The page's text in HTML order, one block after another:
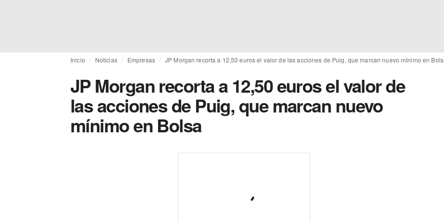
Inicio Noticias Empresas JP Morgan recorta a 12,50 euros el valor de las acciones de Puig, que marcan nuevo mínimo en
JP Morgan recorta a 12,50 euros el valor de
las acciones de Puig, que marcan nuevo
mínimo en Bolsa